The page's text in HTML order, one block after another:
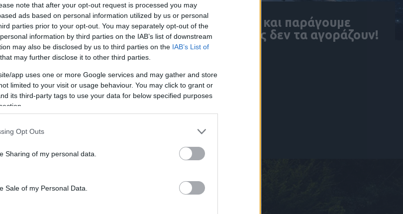
note that after your opt-out request is processed you may
ads based on personal information utilized by us or personal
parties prior to your opt-out. You may separately opt-out of the
information by third parties on the IAB’s list of downstream
may also be disclosed by us to third parties on the IAB’s List of
that may further disclose it to other third parties.
app uses one or more Google services and may gather and store
limited to your visit or usage behaviour. You may click to grant or
its third-party tags to use your data for below specified purposes
Opt Outs
Sharing of my personal data.
Sale of my Personal Data.
Ελλάδα, η χώρα που σχεδιάζουμε και παράγουμε
drones, αλλά οι Ένοπλες Δυνάμεις δεν τα αγοράζουν!
52
ΔΙΑΒΑΣΤΕ ΠΕΡΙΣΣΟΤΕΡΑ
Απόψεις